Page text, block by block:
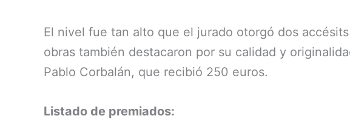
El nivel fue tan alto que el jurado otorgó dos
obras también destacaron por su calidad y
Pablo Corbalán, que recibió 250 euros.
Listado de premiados: